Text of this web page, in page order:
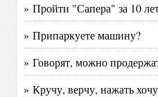
» Пройти "Сапера" за 10
» Припаркуете машину?
» Говорят, можно
» Кручу, верчу, нажать